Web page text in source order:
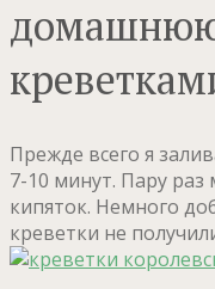
Прежде всего я
7-10 минут. Пару
кипяток. Немного
креветки не